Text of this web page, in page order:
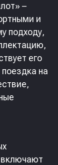
–
и
подходу,
его
на
включают